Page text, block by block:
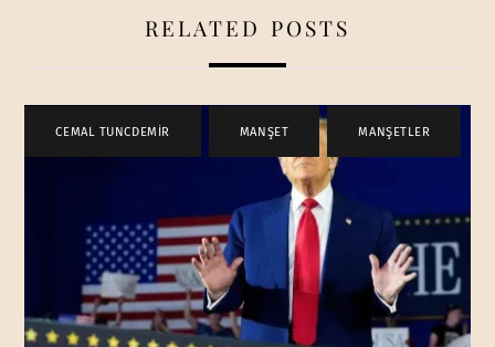
RELATED POSTS
CEMAL TUNCDEMİR MANŞET , MANŞETLER